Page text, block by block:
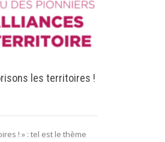
les territoires !
! » : tel est le thème